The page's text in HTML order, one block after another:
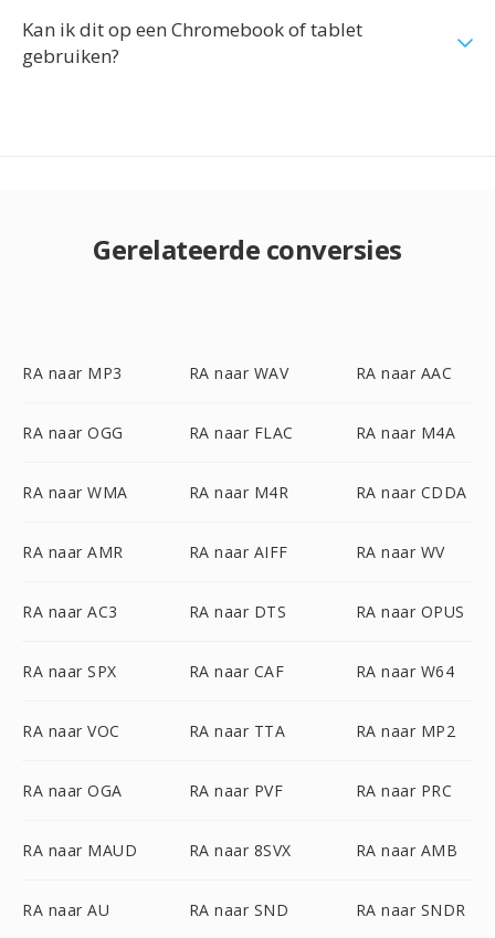
Kan ik dit op een Chromebook of tablet
gebruiken?
Gerelateerde conversies
RA naar MP3 RA naar WAV RA naar AAC
RA naar OGG RA naar FLAC RA naar M4A
RA naar WMA RA naar M4R RA naar CDDA
RA naar AMR RA naar AIFF RA naar WV
RA naar AC3 RA naar DTS RA naar OPUS
RA naar SPX RA naar CAF RA naar W64
RA naar VOC RA naar TTA RA naar MP2
RA naar OGA RA naar PVF RA naar PRC
RA naar MAUD RA naar 8SVX RA naar AMB
RA naar AU RA naar SND RA naar SNDR